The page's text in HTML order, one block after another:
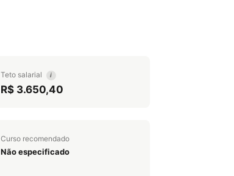
Teto salarial i
R$ 3.650,40
Curso recomendado
Não especificado